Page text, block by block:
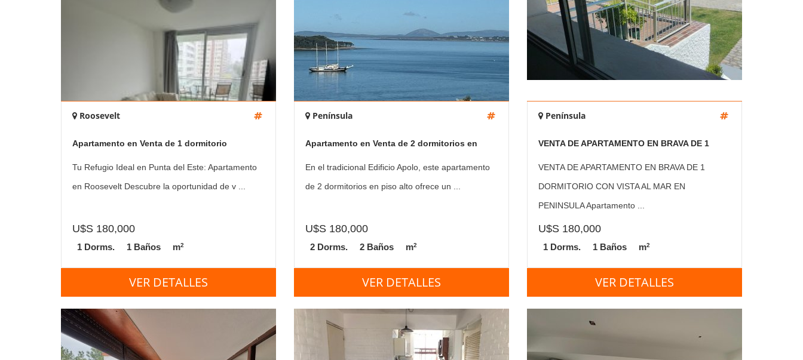
Roosevelt
Apartamento en Venta de 1 dormitorio
Tu Refugio Ideal en Punta del Este: Apartamento
en Roosevelt Descubre la oportunidad de v ...
U$S 180,000
1 Dorms. 1 Baños m2
VER DETALLES
Península
Apartamento en Venta de 2 dormitorios en
Gorlero , Vista al Mar , Punta del este ,
Península
En el tradicional Edificio Apolo, este apartamento
de 2 dormitorios en piso alto ofrece un ...
U$S 180,000
2 Dorms. 2 Baños m2
VER DETALLES
Península
VENTA DE APARTAMENTO EN BRAVA DE 1
DORMITORIO CON VISTA AL MAR EN
PENINSULA
VENTA DE APARTAMENTO EN BRAVA DE 1
DORMITORIO CON VISTA AL MAR EN
PENINSULA Apartamento ...
U$S 180,000
1 Dorms. 1 Baños m2
VER DETALLES